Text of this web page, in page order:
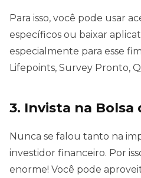
Para isso, você pode usar
específicos ou baixar
especialmente para esse
Lifepoints, Survey Pronto,
3. Invista na Bolsa
Nunca se falou tanto na
investidor financeiro. Por
enorme! Você pode